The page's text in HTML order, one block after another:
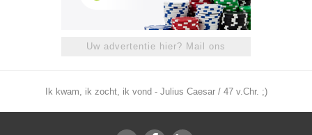
Uw advertentie hier? Mail ons
Ik kwam, ik zocht, ik vond - Julius Caesar / 47 v.Chr. ;)